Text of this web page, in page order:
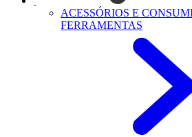
ACESSÓRIOS E
FERRAMENTAS